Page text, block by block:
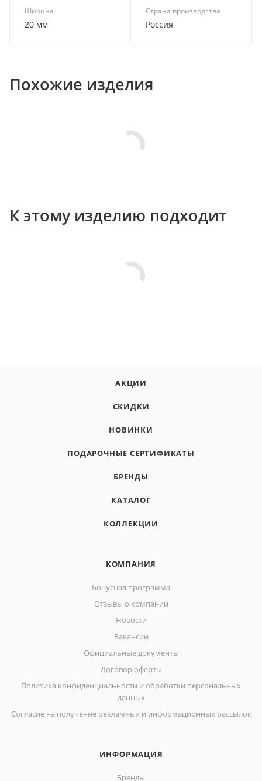
Ширина
20 мм
Страна производства
Россия
Похожие изделия
К этому изделию подходит
АКЦИИ
СКИДКИ
НОВИНКИ
ПОДАРОЧНЫЕ СЕРТИФИКАТЫ
БРЕНДЫ
КАТАЛОГ
КОЛЛЕКЦИИ
КОМПАНИЯ
Бонусная программа
Отзывы о компании
Новости
Вакансии
Официальные документы
Договор оферты
Политика конфиденциальности и обработки персональных
данных
Согласие на получение рекламных и информационных рассылок
ИНФОРМАЦИЯ
Бренды